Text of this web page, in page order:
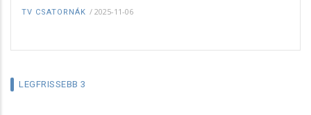
TV CSATORNÁK / 2025-11-06
LEGFRISSEBB 3